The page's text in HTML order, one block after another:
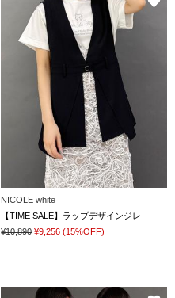
NICOLE white
【TIME SALE】ラップデザインジレ
¥10,890 ¥9,256 (15%OFF)